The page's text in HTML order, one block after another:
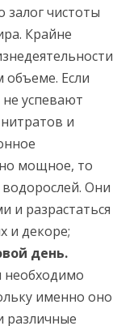
залог чистоты
Крайне
Если
успевают
и
мощное, то
водорослей. Они
и разрастаться
и декоре;
день.
необходимо
именно оно
различные